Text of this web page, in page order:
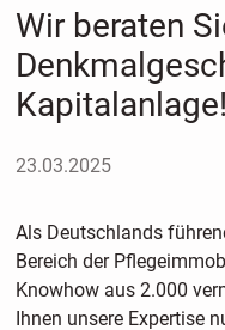
Wir beraten
Kapitalanlage!
23.03.2025
Als Deutschlands
Bereich der
Knowhow aus 2.000
Ihnen unsere Expertise